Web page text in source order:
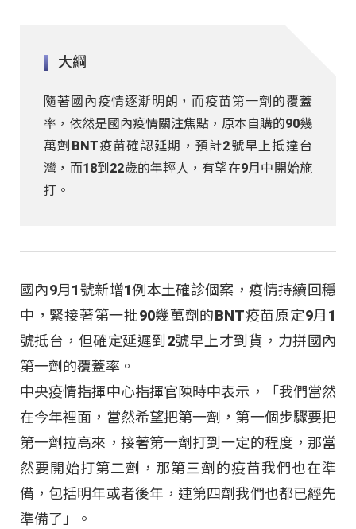
大綱
隨著國內疫情逐漸明朗，而疫苗第一劑的覆蓋
率，依然是國內疫情關注焦點，原本自購的90幾
萬劑BNT疫苗確認延期，預計2號早上抵達台
灣，而18到22歲的年輕人，有望在9月中開始施
打。
國內9月1號新增1例本土確診個案，疫情持續回穩
中，緊接著第一批90幾萬劑的BNT疫苗原定9月1
號抵台，但確定延遲到2號早上才到貨，力拼國內
第一劑的覆蓋率。
中央疫情指揮中心指揮官陳時中表示，「我們當然
在今年裡面，當然希望把第一劑，第一個步驟要把
第一劑拉高來，接著第一劑打到一定的程度，那當
然要開始打第二劑，那第三劑的疫苗我們也在準
備，包括明年或者後年，連第四劑我們也都已經先
準備了」。